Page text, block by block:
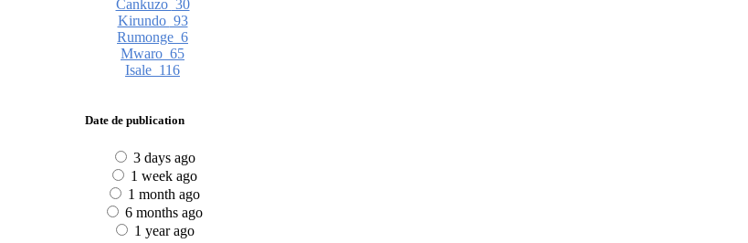
Cankuzo 30
Kirundo 93
Rumonge 6
Mwaro 65
Isale 116
Date de publication
3 days ago
1 week ago
1 month ago
6 months ago
1 year ago